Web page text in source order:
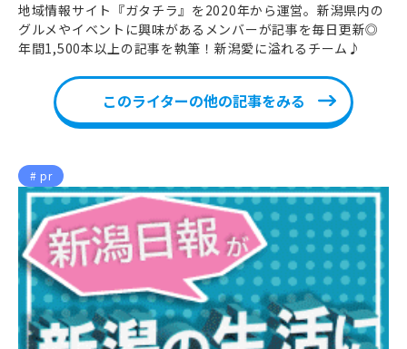
地域情報サイト『ガタチラ』を2020年から運営。新潟県内の
グルメやイベントに興味があるメンバーが記事を毎日更新◎
年間1,500本以上の記事を執筆！新潟愛に溢れるチーム♪
このライターの他の記事をみる
pr